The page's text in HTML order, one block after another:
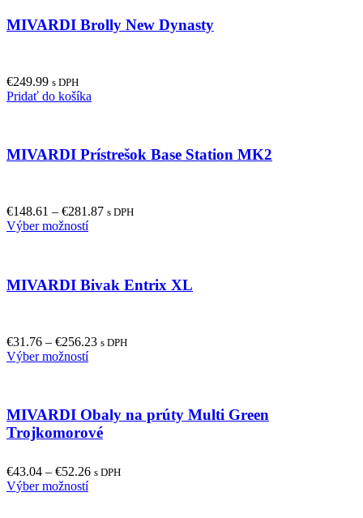
variants.
chosen
page
MIVARDI Brolly New Dynasty
€249.99 s DPH
Pridať do košíka
MIVARDI Prístrešok Base Station MK2
€148.61 – €281.87 s DPH
Výber možnostíThis
variants.
be
chosen
page
MIVARDI Bivak Entrix XL
€31.76 – €256.23 s DPH
Výber možnostíThis
variants.
The
options
be
chosen
MIVARDI Obaly na prúty Multi Green
Trojkomorové
€43.04 – €52.26 s DPH
Výber možnostíThis